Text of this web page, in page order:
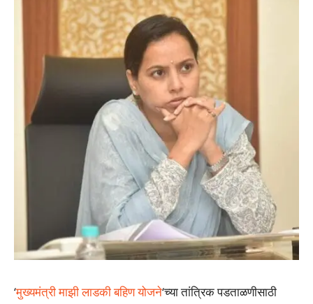
‘मुख्यमंत्री माझी लाडकी बहिण योजने‘च्या तांत्रिक पडताळणीसाठी